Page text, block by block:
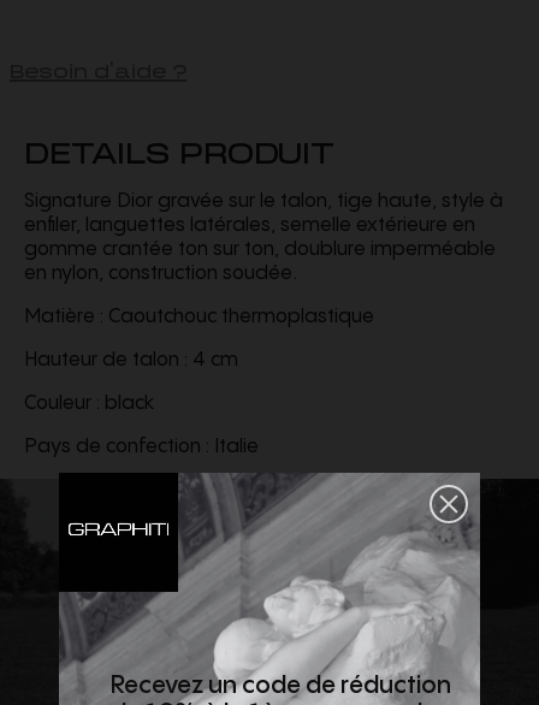
DETAILS PRODUIT
Signature Dior gravée sur le talon, tige haute, style à
enfiler, languettes latérales, semelle extérieure en
gomme crantée ton sur ton, doublure imperméable
en nylon, construction soudée.
Matière : Caoutchouc thermoplastique
Hauteur de talon : 4 cm
Couleur : black
Pays de confection : Italie
Recevez un code de réduction